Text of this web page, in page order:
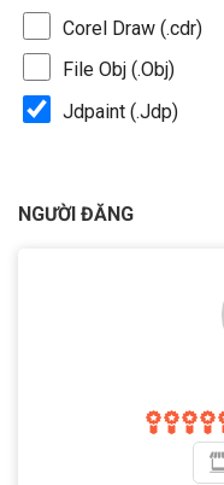
Corel Draw (.cdr)
File Obj (.Obj)
Jdpaint (.Jdp)
NGƯỜI ĐĂNG